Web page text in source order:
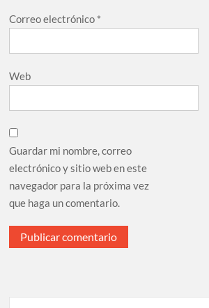
Correo electrónico *
Web
Guardar mi nombre, correo
electrónico y sitio web en este
navegador para la próxima vez
que haga un comentario.